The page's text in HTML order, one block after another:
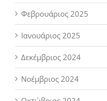
Φεβρουάριος 2025
Ιανουάριος 2025
Δεκέμβριος 2024
Νοέμβριος 2024